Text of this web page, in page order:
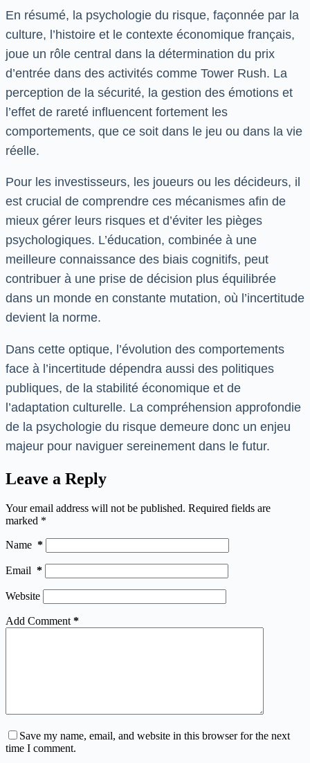
En résumé, la psychologie du risque, façonnée par la
culture, l’histoire et le contexte économique français,
joue un rôle central dans la détermination du prix
d’entrée dans des activités comme Tower Rush. La
perception de la sécurité, la gestion des émotions et
l’effet de rareté influencent fortement les
comportements, que ce soit dans le jeu ou dans la vie
réelle.
Pour les investisseurs, les joueurs ou les décideurs, il
est crucial de comprendre ces mécanismes afin de
mieux gérer leurs risques et d’éviter les pièges
psychologiques. L’éducation, combinée à une
meilleure connaissance des biais cognitifs, peut
contribuer à une prise de décision plus équilibrée
dans un monde en constante mutation, où l’incertitude
devient la norme.
Dans cette optique, l’évolution des comportements
face à l’incertitude dépendra aussi des politiques
publiques, de la stabilité économique et de
l’adaptation culturelle. La compréhension approfondie
de la psychologie du risque demeure donc un enjeu
majeur pour naviguer sereinement dans le futur.
Leave a Reply
Your email address will not be published. Required fields are
marked *
Name *
Email *
Website
Add Comment *
Save my name, email, and website in this browser for the next
time I comment.